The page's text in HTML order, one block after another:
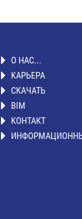
О НАС...
KАРЬЕРА
СКАЧАТЬ
BIM
KОНТАКТ